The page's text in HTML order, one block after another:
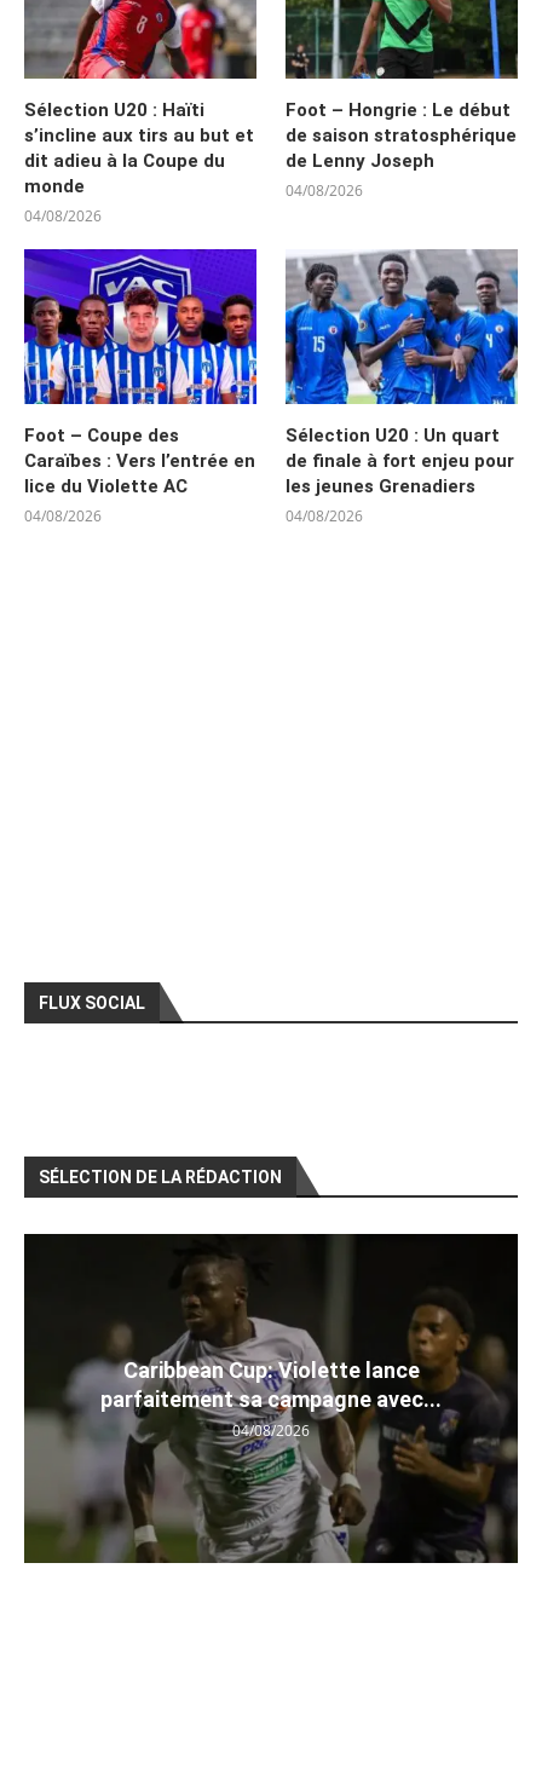
Sélection U20 : Haïti
s’incline aux tirs au but et
dit adieu à la Coupe du
monde
04/08/2026
Foot – Hongrie : Le début
de saison stratosphérique
de Lenny Joseph
04/08/2026
Foot – Coupe des
Caraïbes : Vers l’entrée en
lice du Violette AC
04/08/2026
Sélection U20 : Un quart
de finale à fort enjeu pour
les jeunes Grenadiers
04/08/2026
FLUX SOCIAL
SÉLECTION DE LA RÉDACTION
Caribbean Cup: Violette lance
parfaitement sa campagne avec...
04/08/2026